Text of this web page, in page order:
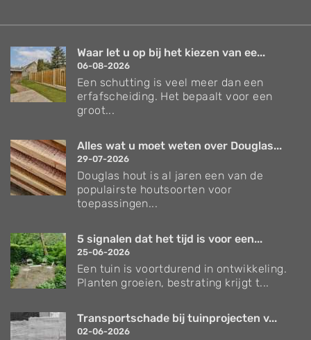
Waar let u op bij het kiezen van ee...
06-08-2026
Een schutting is veel meer dan een
erfafscheiding. Het bepaalt voor een
groot...
Alles wat u moet weten over Douglas...
29-07-2026
Douglas hout is al jaren een van de
populairste houtsoorten voor
toepassingen...
5 signalen dat het tijd is voor een...
25-06-2026
Een tuin is voortdurend in ontwikkeling.
Planten groeien, bestrating krijgt t...
Transportschade bij tuinprojecten v...
02-06-2026